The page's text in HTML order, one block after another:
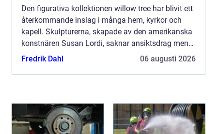
Den figurativa kollektionen willow tree har blivit ett
återkommande inslag i många hem, kyrkor och
kapell. Skulpturerna, skapade av den amerikanska
konstnären Susan Lordi, saknar ansiktsdrag men
upplevs ändå djupt personliga. Hemligheten ligger
Fredrik Dahl 06 augusti 2026